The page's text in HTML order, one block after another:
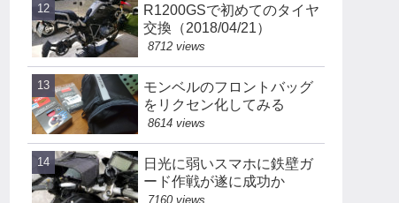
R1200GSで初めてのタイヤ
交換（2018/04/21）
8712 views
モンベルのフロントバッグ
をリクセン化してみる
8614 views
日光に弱いスマホに鉄壁ガ
ード作戦が遂に成功か
7160 views